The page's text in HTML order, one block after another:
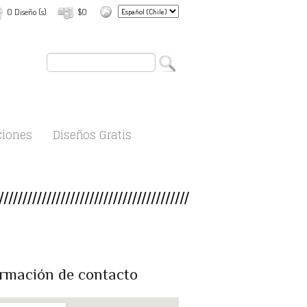
$0
0 Diseño (s)
Diseños Gratis
de contacto